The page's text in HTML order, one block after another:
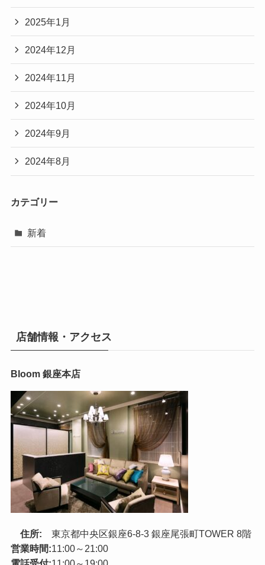
2025年1月
2024年12月
2024年11月
2024年10月
2024年9月
2024年8月
カテゴリー
新着
店舗情報・アクセス
Bloom 銀座本店
住所:
東京都中央区銀座6-8-3 銀座尾張町TOWER 8階
営業時間:11:00～21:00